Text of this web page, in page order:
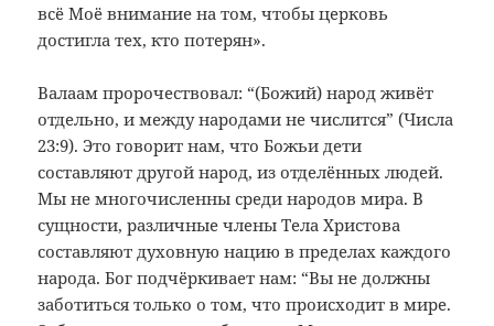
всё Моё внимание на том, чтобы церковь
достигла тех, кто потерян».
Валаам пророчествовал: “(Божий) народ живёт
отдельно, и между народами не числится” (Числа
23:9). Это говорит нам, что Божьи дети
составляют другой народ, из отделённых людей.
Мы не многочисленны среди народов мира. В
сущности, различные члены Тела Христова
составляют духовную нацию в пределах каждого
народа. Бог подчёркивает нам: “Вы не должны
заботиться только о том, что происходит в мире.